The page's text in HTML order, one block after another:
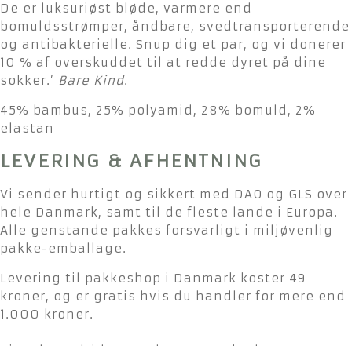
De er luksuriøst bløde, varmere end
bomuldsstrømper, åndbare, svedtransporterende
og antibakterielle. Snup dig et par, og vi donerer
10 % af overskuddet til at redde dyret på dine
sokker.’ Bare Kind.
45% bambus, 25% polyamid, 28% bomuld, 2%
elastan
LEVERING & AFHENTNING
Vi sender hurtigt og sikkert med DAO og GLS over
hele Danmark, samt til de fleste lande i Europa.
Alle genstande pakkes forsvarligt i miljøvenlig
pakke-emballage.
Levering til pakkeshop i Danmark koster 49
kroner, og er gratis hvis du handler for mere end
1.000 kroner.